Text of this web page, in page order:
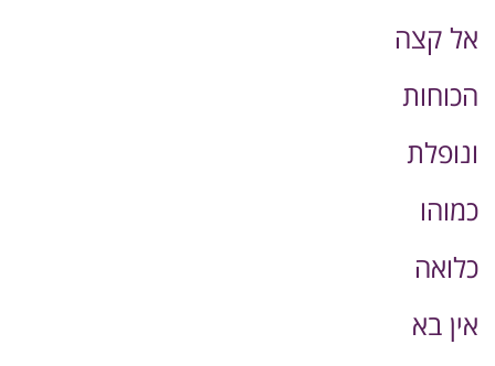
אל קצה
הכוחות
ונופלת
כמוהו
כלואה
אין בא